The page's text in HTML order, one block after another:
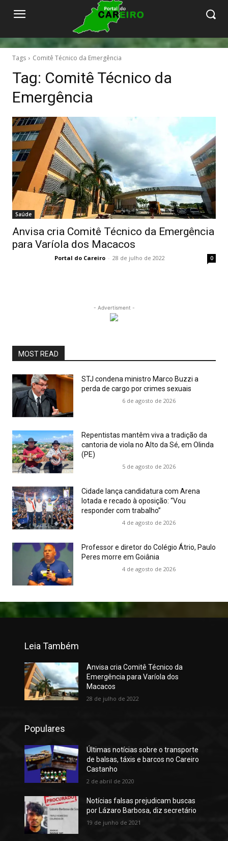
Tags Comitê Técnico da Emergência
Tag: Comitê Técnico da
Emergência
Saúde
Anvisa cria Comitê Técnico da Emergência
para Varíola dos Macacos
Portal do Careiro - 28 de julho de 2022 0
- Advertisment -
MOST READ
STJ condena ministro Marco Buzzi a
perda de cargo por crimes sexuais
6 de agosto de 2026
Repentistas mantêm viva a tradição da
cantoria de viola no Alto da Sé, em Olinda
(PE)
5 de agosto de 2026
Cidade lança candidatura com Arena
lotada e recado à oposição: “Vou
responder com trabalho”
4 de agosto de 2026
Professor e diretor do Colégio Átrio, Paulo
Peres morre em Goiânia
4 de agosto de 2026
Leia Também
Anvisa cria Comitê Técnico da
Emergência para Varíola dos
Macacos
28 de julho de 2022
Populares
Últimas notícias sobre o transporte
de balsas, táxis e barcos no Careiro
Castanho
2 de abril de 2020
Notícias falsas prejudicam buscas
por Lázaro Barbosa, diz secretário
19 de junho de 2021